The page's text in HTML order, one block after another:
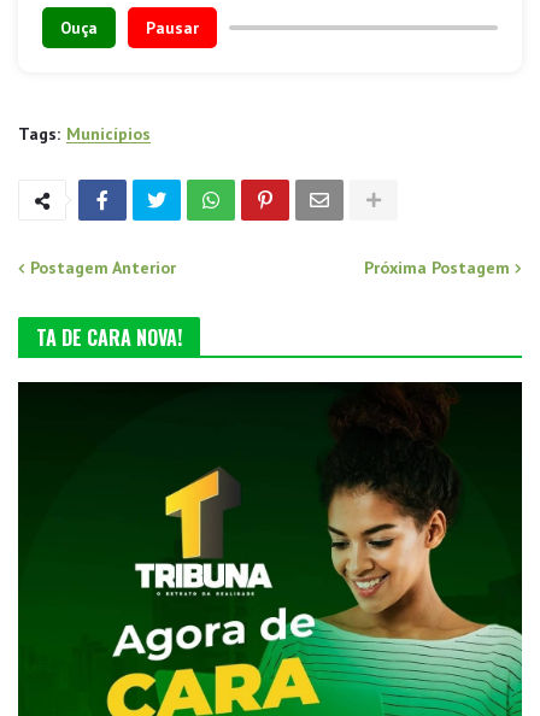
Ouça Pausar
Tags: Municípios
Postagem Anterior Próxima Postagem
TA DE CARA NOVA!